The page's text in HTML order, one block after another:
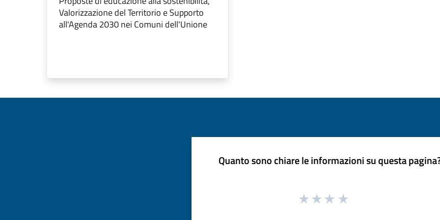
Valorizzazione del Territorio e Supporto
all'Agenda 2030 nei Comuni dell'Unione
Quanto sono chiare le informazioni su questa